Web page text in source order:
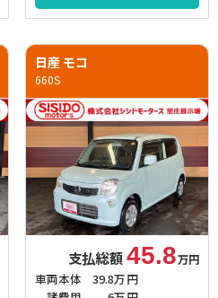
日産 モコ
660S
支払総額45.8万円
車両本体
39.8万円